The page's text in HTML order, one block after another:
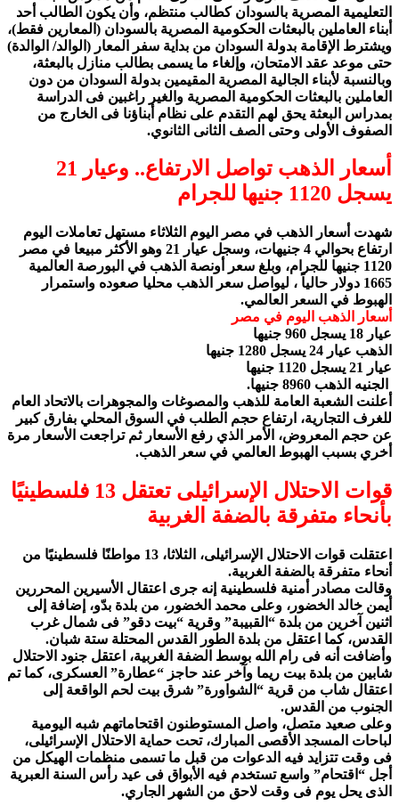
التعليمية المصرية بالسودان كطالب منتظم، وأن يكون الطالب أحد
أبناء العاملين بالبعثات الحكومية المصرية بالسودان (المعارين فقط)،
ويشترط الإقامة بدولة السودان من بداية سفر المعار (الوالد/ الوالدة)
حتى موعد عقد الامتحان، وإلغاء ما يسمى بطالب منازل بالبعثة،
وبالنسبة لأبناء الجالية المصرية المقيمين بدولة السودان من دون
العاملين بالبعثات الحكومية المصرية والغير راغبين فى الدراسة
بمدراس البعثة يحق لهم التقدم على نظام أبناؤنا فى الخارج من
الصفوف الأولى وحتى الصف الثانى الثانوي.
أسعار الذهب تواصل الارتفاع.. وعيار 21
يسجل 1120 جنيها للجرام
شهدت أسعار الذهب في مصر اليوم الثلاثاء مستهل تعاملات اليوم
ارتفاع بحوالي 4 جنيهات، وسجل عيار 21 وهو الأكثر مبيعا في مصر
1120 جنيها للجرام، وبلغ سعر أونصة الذهب في البورصة العالمية
1665 دولار حالياً ، ليواصل سعر الذهب محليا صعوده واستمرار
الهبوط في السعر العالمي.
أسعار الذهب اليوم في مصر
عيار 18 يسجل 960 جنيها
الذهب عيار 24 يسجل 1280 جنيها
عيار 21 يسجل 1120 جنيها
الجنيه الذهب 8960 جنيها.
أعلنت الشعبة العامة للذهب والمصوغات والمجوهرات بالاتحاد العام
للغرف التجارية، ارتفاع حجم الطلب في السوق المحلي بفارق كبير
عن حجم المعروض، الأمر الذي رفع الأسعار ثم تراجعت الأسعار مرة
أخري بسبب الهبوط العالمي في سعر الذهب.
قوات الاحتلال الإسرائيلى تعتقل 13 فلسطينيًا
بأنحاء متفرقة بالضفة الغربية
اعتقلت قوات الاحتلال الإسرائيلى، الثلاثا، 13 مواطنًا فلسطينيًا من
أنحاء متفرقة بالضفة الغربية.
وقالت مصادر أمنية فلسطينية إنه جرى اعتقال الأسيرين المحررين
أيمن خالد الخضور، وعلى محمد الخضور، من بلدة بدّو، إضافة إلى
اثنين آخرين من بلدة “القبيبة” وقرية “بيت دقو” فى شمال غرب
القدس، كما اعتقل من بلدة الطور القدس المحتلة ستة شبان.
وأضافت أنه فى رام الله بوسط الضفة الغربية، اعتقل جنود الاحتلال
شابين من بلدة بيت ريما وآخر عند حاجز “عطارة” العسكرى، كما تم
اعتقال شاب من قرية “الشواورة” شرق بيت لحم الواقعة إلى
الجنوب من القدس.
وعلى صعيد متصل، واصل المستوطنون اقتحاماتهم شبه اليومية
لباحات المسجد الأقصى المبارك، تحت حماية الاحتلال الإسرائيلى،
فى وقت تتزايد فيه الدعوات من قبل ما تسمى منظمات الهيكل من
أجل “اقتحام” واسع تستخدم فيه الأبواق فى عيد رأس السنة العبرية
الذى يحل يوم فى وقت لاحق من الشهر الجاري.